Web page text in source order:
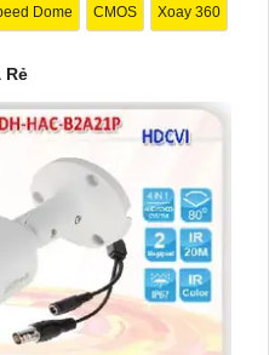
Dome CMOS Xoay 360
Rẻ